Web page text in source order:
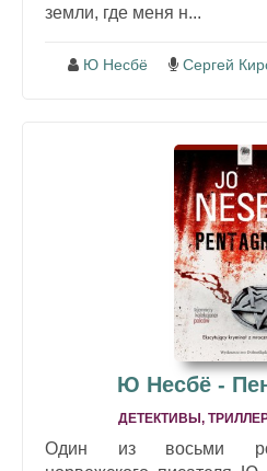
земли, где меня н...
Ю Несбё Сергей
Ю Несбё -
ДЕТЕКТИВЫ,
Один из восьми